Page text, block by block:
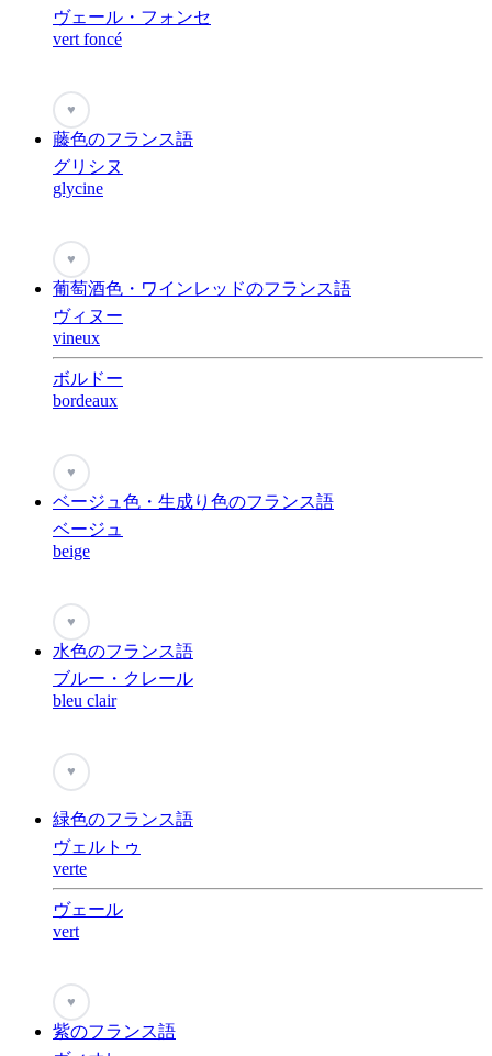
ヴェール・フォンセ
vert foncé
♥
藤色のフランス語
グリシヌ
glycine
♥
葡萄酒色・ワインレッドのフランス語
ヴィヌー
vineux
ボルドー
bordeaux
♥
ベージュ色・生成り色のフランス語
ベージュ
beige
♥
水色のフランス語
ブルー・クレール
bleu clair
♥
緑色のフランス語
ヴェルトゥ
verte
ヴェール
vert
♥
紫のフランス語